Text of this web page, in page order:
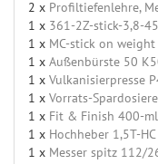
2 x Profiltiefenlehre,
1 x 361-2Z-stick-3,8-
1 x MC-stick on
1 x Außenbürste 50
1 x Vulkanisierpresse
1 x Vorrats-
1 x Fit & Finish 400-ml
1 x Hochheber 1,5T-HC
1 x Messer spitz 112/